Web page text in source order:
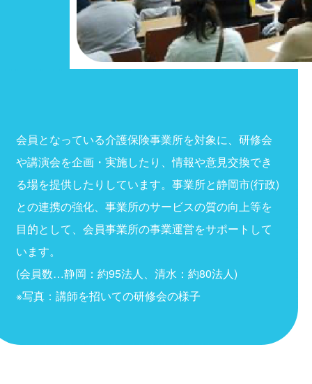
会員となっている介護保険事業所を対象に、研修会
や講演会を企画・実施したり、情報や意見交換でき
る場を提供したりしています。事業所と静岡市(行政)
との連携の強化、事業所のサービスの質の向上等を
目的として、会員事業所の事業運営をサポートして
います。
(会員数…静岡：約95法人、清水：約80法人)
※写真：講師を招いての研修会の様子